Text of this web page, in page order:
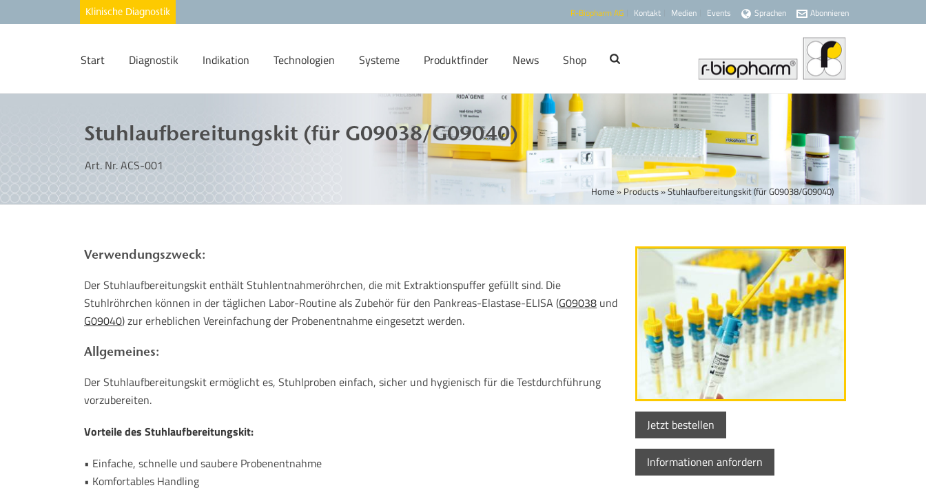
R-Biopharm AG Kontakt Medien Events Sprachen Abonnieren
Start Diagnostik Indikation Technologien Systeme Produktfinder News Shop
Stuhlaufbereitungskit (für G09038/G09040)
Art. Nr. ACS-001
Home » Products»Stuhlaufbereitungskit (für G09038/G09040)
Jetzt bestellen
Informationen anfordern
Verwendungszweck:
Der Stuhlaufbereitungskit enthält Stuhlentnahmeröhrchen, die mit Extraktionspuffer gefüllt sind. Die
Stuhlröhrchen können in der täglichen Labor-Routine als Zubehör für den Pankreas-Elastase-ELISA (G09038 und
G09040) zur erheblichen Vereinfachung der Probenentnahme eingesetzt werden.
Allgemeines:
Der Stuhlaufbereitungskit ermöglicht es, Stuhlproben einfach, sicher und hygienisch für die Testdurchführung
vorzubereiten.
Vorteile des Stuhlaufbereitungskit:
• Einfache, schnelle und saubere Probenentnahme
• Komfortables Handling